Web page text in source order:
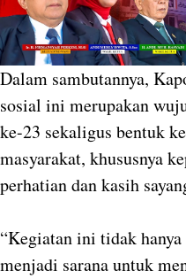
Dalam sambutannya,
sosial ini merupakan
ke-23 sekaligus bentuk
masyarakat, khususnya
perhatian dan kasih
“Kegiatan ini tidak
menjadi sarana untuk